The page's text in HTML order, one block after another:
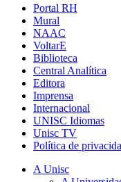
Portal RH
Mural
NAAC
VoltarE
Biblioteca
Central Analítica
Editora
Imprensa
Internacional
UNISC Idiomas
Unisc TV
Política de
A Unisc